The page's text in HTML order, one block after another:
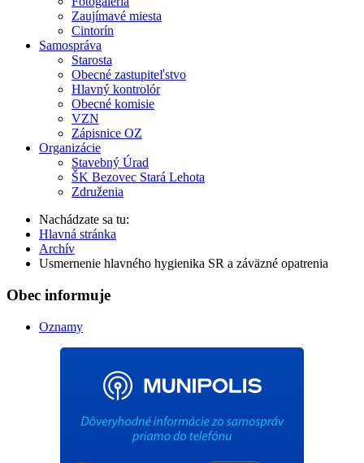
Zaujímavé miesta
Cintorín
Samospráva
Starosta
Obecné zastupiteľstvo
Hlavný kontrolór
Obecné komisie
VZN
Zápisnice OZ
Organizácie
Stavebný Úrad
ŠK Bezovec Stará Lehota
Združenia
Nachádzate sa tu:
Hlavná stránka
Archív
Usmernenie hlavného hygienika SR a záväzné opatrenia
Obec informuje
Oznamy